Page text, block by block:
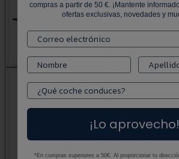
compras a partir de 50 €. ¡Mantente
ofertas exclusivas, novedades y
¡Lo aprovecho!
*En compras superiores a 50€. Al proporcionar tu